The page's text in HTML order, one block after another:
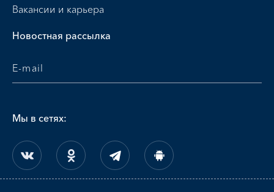
Вакансии и карьера
Новостная рассылка
Мы в сетях: